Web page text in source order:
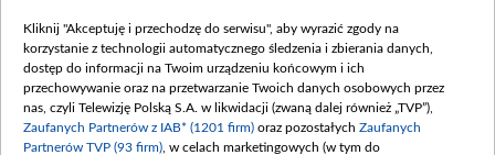
(wpłata wrzesień 100 mln, październik 350
mln, listopad 265 mln)
Dofinansowanie 48 862 000,00 PLN
Data podpisania umowy: GRUDZIEŃ 2025
(wpłata grudzień 60,548 mln)
Kliknij "Akceptuję i przechodzę do serwisu", aby wyrazić zgody na
korzystanie z technologii automatycznego śledzenia i zbierania danych,
dostęp do informacji na Twoim urządzeniu końcowym i ich
przechowywanie oraz na przetwarzanie Twoich danych osobowych przez
nas, czyli Telewizję Polską S.A. w likwidacji (zwaną dalej również „TVP”),
Zaufanych Partnerów z IAB* (1201 firm) oraz pozostałych Zaufanych
Partnerów TVP (93 firm) , w celach marketingowych (w tym do